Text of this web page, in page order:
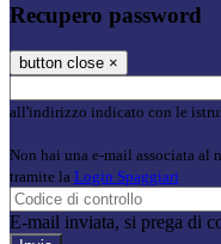
Recupero password
button close ×
all'indirizzo indicato con le
Non hai una e-mail associata al
tramite la Login Spaggiari
E-mail inviata, si prega di